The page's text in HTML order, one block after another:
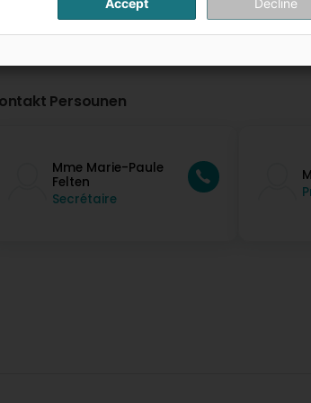
Persounen
Mme Marie-Paule
Felten
Secrétaire
Accept Decline